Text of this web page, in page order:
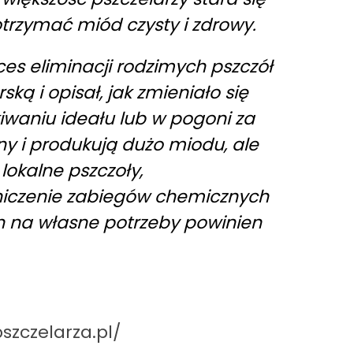
miód czysty i zdrowy.
eliminacji rodzimych pszczół
i opisał, jak zmieniało się
ideału lub w pogoni za
i produkują dużo miodu, ale
pszczoły,
zabiegów chemicznych
na własne potrzeby powinien